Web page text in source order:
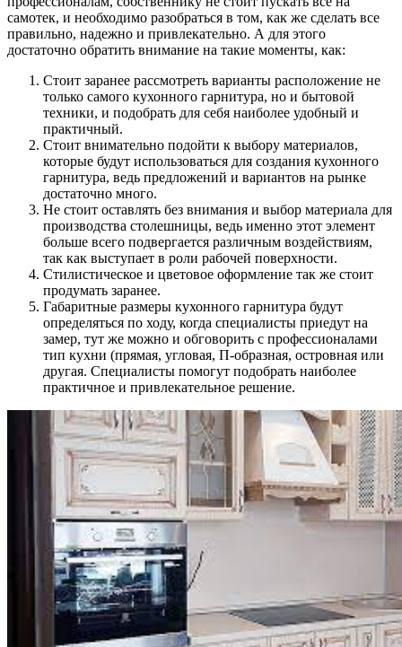
самотек, и необходимо разобраться в том, как же сделать все
правильно, надежно и привлекательно. А для этого
достаточно обратить внимание на такие моменты, как:
Стоит заранее рассмотреть варианты расположение не
только самого кухонного гарнитура, но и бытовой
техники, и подобрать для себя наиболее удобный и
практичный.
Стоит внимательно подойти к выбору материалов,
которые будут использоваться для создания кухонного
гарнитура, ведь предложений и вариантов на рынке
достаточно много.
Не стоит оставлять без внимания и выбор материала для
производства столешницы, ведь именно этот элемент
больше всего подвергается различным воздействиям,
так как выступает в роли рабочей поверхности.
Стилистическое и цветовое оформление так же стоит
продумать заранее.
Габаритные размеры кухонного гарнитура будут
определяться по ходу, когда специалисты приедут на
замер, тут же можно и обговорить с профессионалами
тип кухни (прямая, угловая, П-образная, островная или
другая. Специалисты помогут подобрать наиболее
практичное и привлекательное решение.